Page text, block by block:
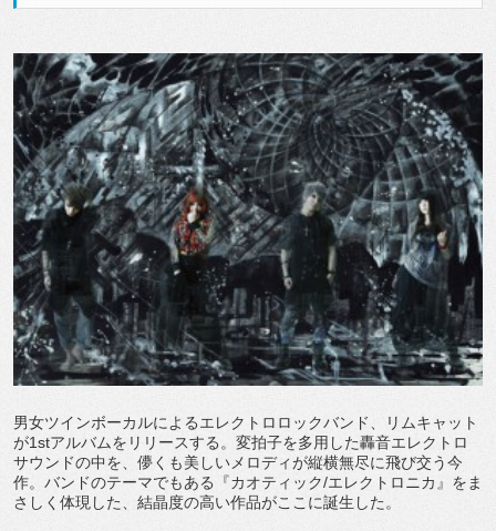
男女ツインボーカルによるエレクトロロックバンド、リムキャット
が1stアルバムをリリースする。変拍子を多用した轟音エレクトロ
サウンドの中を、儚くも美しいメロディが縦横無尽に飛び交う今
作。バンドのテーマでもある『カオティック/エレクトロニカ』をま
さしく体現した、結晶度の高い作品がここに誕生した。